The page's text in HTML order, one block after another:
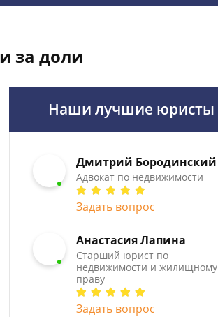
за доли
Наши лучшие юристы
Дмитрий Бородинский
Адвокат по недвижимости
Задать вопрос
Анастасия Лапина
Старший юрист по
недвижимости и жилищному
праву
Задать вопрос